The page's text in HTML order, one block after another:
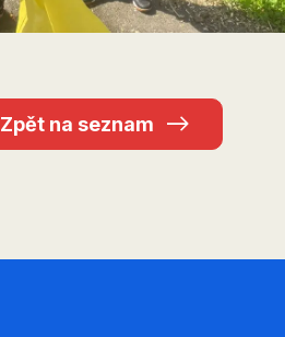
Zpět na seznam